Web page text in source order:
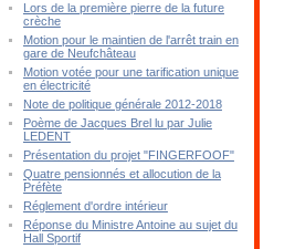
Lors de la première pierre de la future
crèche
Motion pour le maintien de l'arrêt train en
gare de Neufchâteau
Motion votée pour une tarification unique
en électricité
Note de politique générale 2012-2018
Poème de Jacques Brel lu par Julie
LEDENT
Présentation du projet "FINGERFOOF"
Quatre pensionnés et allocution de la
Préfète
Réglement d'ordre intérieur
Réponse du Ministre Antoine au sujet du
Hall Sportif